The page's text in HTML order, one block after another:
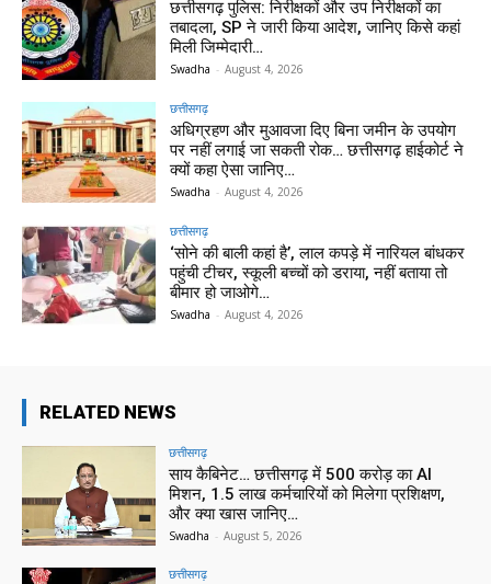
छत्तीसगढ़ पुलिस: निरीक्षकों और उप निरीक्षकों का
तबादला, SP ने जारी किया आदेश, जानिए किसे कहां
मिली जिम्मेदारी…
Swadha - August 4, 2026
छत्तीसगढ़
अधिग्रहण और मुआवजा दिए बिना जमीन के उपयोग
पर नहीं लगाई जा सकती रोक… छत्तीसगढ़ हाईकोर्ट ने
क्यों कहा ऐसा जानिए…
Swadha - August 4, 2026
छत्तीसगढ़
‘सोने की बाली कहां है’, लाल कपड़े में नारियल बांधकर
पहुंची टीचर, स्कूली बच्चों को डराया, नहीं बताया तो
बीमार हो जाओगे…
Swadha - August 4, 2026
RELATED NEWS
छत्तीसगढ़
साय कैबिनेट… छत्तीसगढ़ में 500 करोड़ का AI
मिशन, 1.5 लाख कर्मचारियों को मिलेगा प्रशिक्षण,
और क्या खास जानिए…
Swadha - August 5, 2026
छत्तीसगढ़